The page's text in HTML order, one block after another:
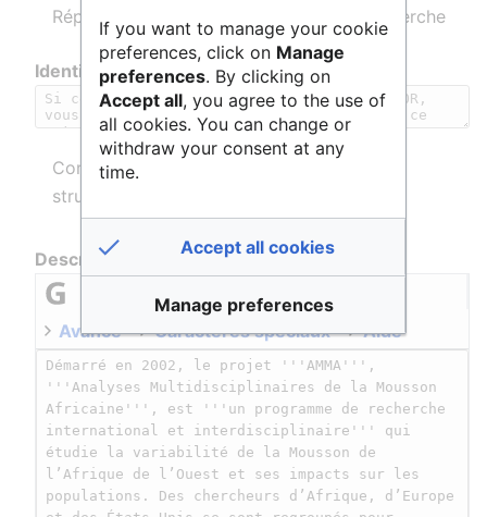
Répertoire national des structures de recherche
Identifiant ROR
Consulter le
structures de recherche
Description
Avancé Caractères spéciaux Aide
If you want to manage your cookie
preferences, click on Manage
preferences. By clicking on
Accept all, you agree to the use of
all cookies. You can change or
withdraw your consent at any
time.
Accept all cookies
Manage preferences